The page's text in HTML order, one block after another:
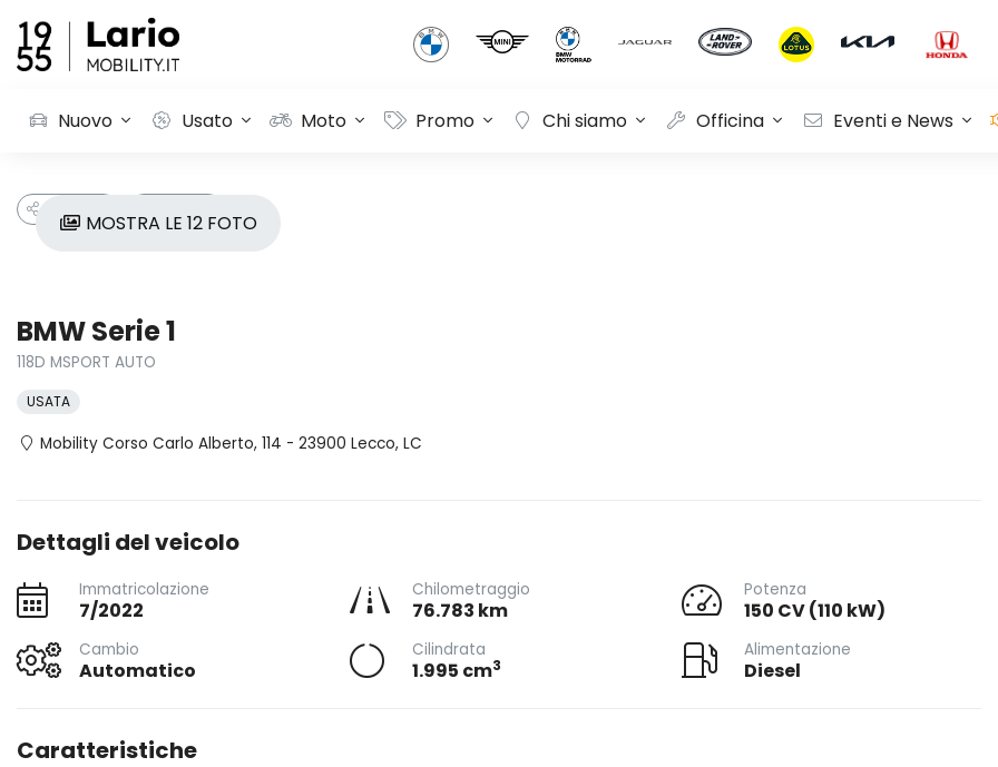
Nuovo Usato Moto Promo Chi siamo Officina Eventi e News
MOSTRA LE 12 FOTO
BMW Serie 1
118D MSPORT AUTO
USATA
Mobility Corso Carlo Alberto, 114 - 23900 Lecco, LC
Dettagli del veicolo
Immatricolazione
7/2022
Chilometraggio
76.783 km
Potenza
150 CV (110 kW)
Cambio
Automatico
Cilindrata
1.995 cm3
Alimentazione
Diesel
Caratteristiche